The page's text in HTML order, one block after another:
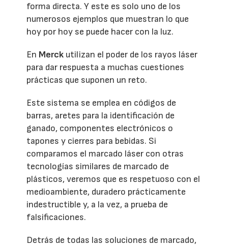
forma directa. Y este es solo uno de los
numerosos ejemplos que muestran lo que
hoy por hoy se puede hacer con la luz.
En Merck utilizan el poder de los rayos láser
para dar respuesta a muchas cuestiones
prácticas que suponen un reto.
Este sistema se emplea en códigos de
barras, aretes para la identificación de
ganado, componentes electrónicos o
tapones y cierres para bebidas. Si
comparamos el marcado láser con otras
tecnologías similares de marcado de
plásticos, veremos que es respetuoso con el
medioambiente, duradero prácticamente
indestructible y, a la vez, a prueba de
falsificaciones.
Detrás de todas las soluciones de marcado,